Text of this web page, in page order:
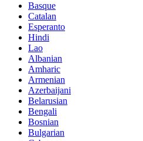
Basque
Catalan
Esperanto
Hindi
Lao
Albanian
Amharic
Armenian
Azerbaijani
Belarusian
Bengali
Bosnian
Bulgarian